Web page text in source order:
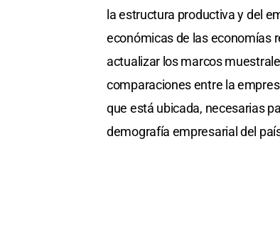
la estructura productiva y del
económicas de las economías
actualizar los marcos
comparaciones entre la
que está ubicada, necesarias
demografía empresarial del